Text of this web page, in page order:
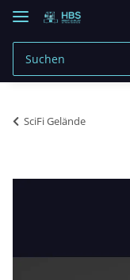
SciFi Gelände